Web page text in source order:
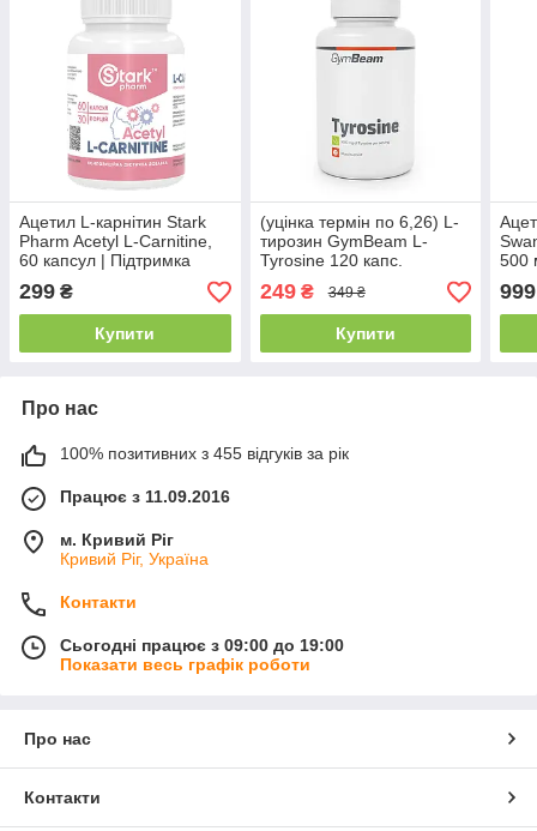
Ацетил L-карнітин Stark
Pharm Acetyl L-Carnitine,
60 капсул | Підтримка
енергетичного обміну,
когнітивних функцій та
витривалості
299 ₴
Купити
(уцінка термін по 6,26) L-
тирозин GymBeam L-
Tyrosine 120 капс.
249₴ 349 ₴
Купити
500
999
Про нас
100% позитивних з 455 відгуків за рік
Працює з 11.09.2016
м. Кривий Ріг
Кривий Ріг, Україна
Контакти
Сьогодні працює з 09:00 до 19:00
Показати весь графік роботи
Про нас
Контакти